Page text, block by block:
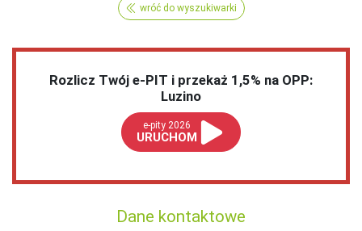
wróć do wyszukiwarki
Rozlicz Twój e-PIT i przekaż 1,5% na OPP:
Luzino
e-pity 2026
URUCHOM
Dane kontaktowe